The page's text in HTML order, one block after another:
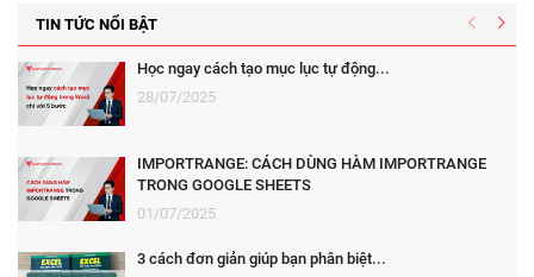
TIN TỨC NỔI BẬT
Học ngay cách tạo mục lục tự động...
28/07/2025
IMPORTRANGE: CÁCH DÙNG HÀM IMPORTRANGE
TRONG GOOGLE SHEETS
01/07/2025
3 cách đơn giản giúp bạn phân biệt...